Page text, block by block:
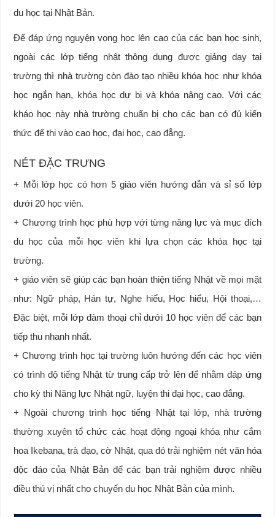
du học tại Nhật Bản.
Để đáp ứng nguyện vọng học lên cao của các bạn học sinh,
ngoài các lớp tiếng nhật thông dụng được giảng dạy tại
trường thì nhà trường còn đào tạo nhiều khóa học như khóa
học ngắn hạn, khóa học dự bị và khóa nâng cao. Với các
kháo học này nhà trường chuẩn bị cho các bạn có đủ kiến
thức để thi vào cao học, đại học, cao đẳng.
NÉT ĐẶC TRƯNG
+ Mỗi lớp học có hơn 5 giáo viên hướng dẫn và sỉ số lớp
dưới 20 học viên.
+ Chương trình học phù hợp với từng năng lực và mục đích
du học của mỗi học viên khi lựa chọn các khóa học tại
trường.
+ giáo viên sẽ giúp các bạn hoàn thiện tiếng Nhật về mọi mặt
như: Ngữ pháp, Hán tự, Nghe hiểu, Học hiểu, Hội thoại,…
Đặc biệt, mỗi lớp đàm thoại chỉ dưới 10 học viên để các bạn
tiếp thu nhanh nhất.
+ Chương trình học tại trường luôn hướng đến các học viên
có trình độ tiếng Nhật từ trung cấp trở lên để nhằm đáp ứng
cho kỳ thi Năng lực Nhật ngữ, luyện thi đại học, cao đẳng.
+ Ngoài chương trình học tiếng Nhật tại lớp, nhà trường
thường xuyên tổ chức các hoạt động ngoại khóa như cắm
hoa Ikebana, trà đạo, cờ Nhật, qua đó trải nghiệm nét văn hóa
độc đáo của Nhật Bản để các bạn trải nghiệm được nhiều
điều thú vị nhất cho chuyến du học Nhật Bản của mình.